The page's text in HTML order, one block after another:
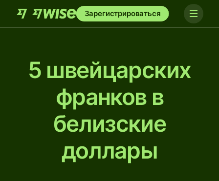
Зарегистрироваться
5 швейцарских
франков в
белизские
доллары